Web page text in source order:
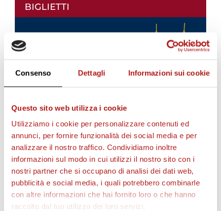
Consenso Dettagli Informazioni sui cookie
Questo sito web utilizza i cookie
Utilizziamo i cookie per personalizzare contenuti ed
annunci, per fornire funzionalità dei social media e per
analizzare il nostro traffico. Condividiamo inoltre
informazioni sul modo in cui utilizzi il nostro sito con i
nostri partner che si occupano di analisi dei dati web,
pubblicità e social media, i quali potrebbero combinarle
con altre informazioni che hai fornito loro o che hanno
raccolto dal tuo utilizzo dei loro servizi.
BIGLIETTI
AS CITTADELLA STORE